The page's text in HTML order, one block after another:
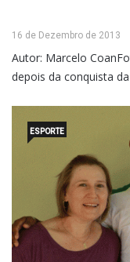
16 de Dezembro de 2013
Autor: Marcelo
depois da conquista
ESPORTE